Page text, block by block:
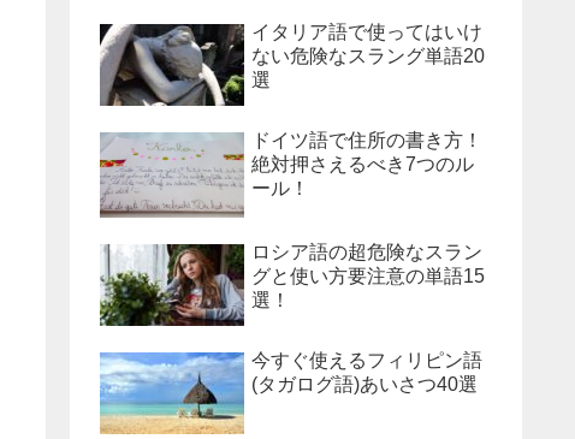
イタリア語で使ってはいけ
ない危険なスラング単語20
選
ドイツ語で住所の書き方！
絶対押さえるべき7つのル
ール！
ロシア語の超危険なスラン
グと使い方要注意の単語15
選！
今すぐ使えるフィリピン語
(タガログ語)あいさつ40選